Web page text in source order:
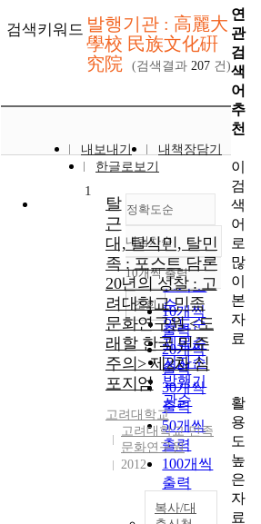
검색키워드 발행기관 : 高麗大
學校 民族文化硏
究院
(검색결과 207 건)
내보내기
내책장담기
한글로보기
정확도순
정확도
순
인기도
순
연도순
제목순
저자순
발행기
관순
내림차순
내림차순
10개씩 출력
10개씩
출력
20개씩
출력
30개씩
출력
50개씩
출력
100개씩
출력
조회
1
탈
근
대, 탈식민, 탈민
족 : 포스트 담론
20년의 성찰 : 고
려대학교 민족
문화연구원 <도
래할 한국 민주
주의> 제2차 심
포지엄
고려대학교
고려대학교 민족
문화연구원
2012
복사/대
연
관
검
색
어
추
천
이
검
색
어
로
많
이
본
자
료
활
용
도
높
은
자
료